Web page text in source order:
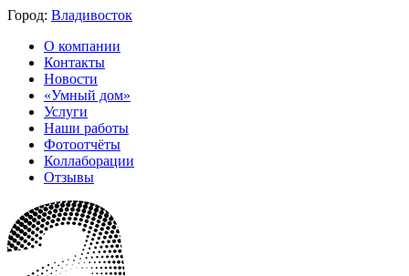
Город: Владивосток
О компании
Контакты
Новости
«Умный дом»
Услуги
Наши работы
Фотоотчёты
Коллаборации
Отзывы